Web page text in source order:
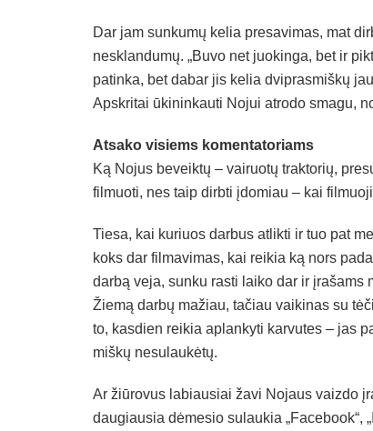
Dar jam sunkumų kelia presavimas, mat
nesklandumų. „Buvo net juokinga, bet ir
patinka, bet dabar jis kelia dviprasmiškų
Apskritai ūkininkauti Nojui atrodo smagu,
Atsako visiems komentatoriams
Ką Nojus beveiktų – vairuotų traktorių,
filmuoti, nes taip dirbti įdomiau – kai
Tiesa, kai kuriuos darbus atlikti ir tuo pat
koks dar filmavimas, kai reikia ką nors
darbą veja, sunku rasti laiko dar ir įrašams
Žiemą darbų mažiau, tačiau vaikinas su
to, kasdien reikia aplankyti karvutes – jas
miškų nesulaukėtų.
Ar žiūrovus labiausiai žavi Nojaus vaizdo
daugiausia dėmesio sulaukia „Facebook“,